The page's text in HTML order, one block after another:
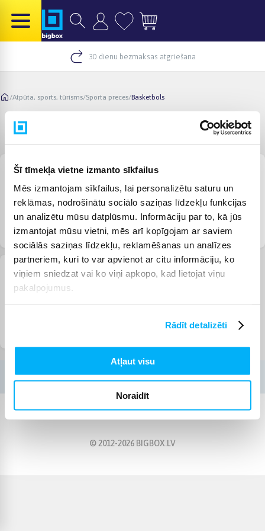
Šī tīmekļa vietne izmanto sīkfailus
Mēs izmantojam sīkfailus, lai personalizētu saturu un
reklāmas, nodrošinātu sociālo saziņas līdzekļu funkcijas
un analizētu mūsu datplūsmu. Informāciju par to, kā jūs
izmantojat mūsu vietni, mēs arī kopīgojam ar saviem
sociālās saziņas līdzekļu, reklamēšanas un analīzes
partneriem, kuri to var apvienot ar citu informāciju, ko
viņiem sniedzat vai ko viņi apkopo, kad lietojat viņu
pakalpojumus.
Rādīt detalizēti
Atļaut visu
Noraidīt
30 dienu bezmaksas atgriešana
/Atpūta, sports, tūrisms/Sporta preces/Basketbols
Basketbols
Basketbola bumbas Basketbola stendi Basketbola dēļi, apļi
vaikiški krepšinio stovai
© 2012-2026 BIGBOX.LV